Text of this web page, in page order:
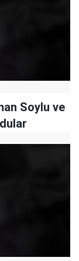
Soylu ve